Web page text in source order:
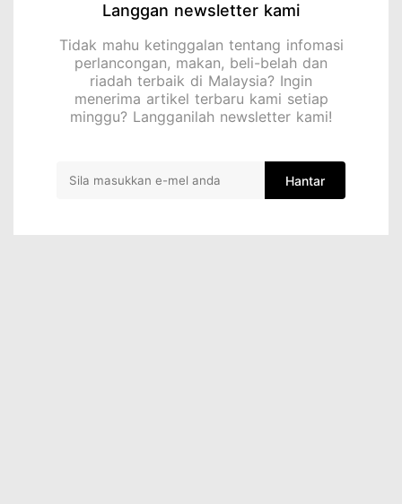
Langgan newsletter kami
Tidak mahu ketinggalan tentang infomasi
perlancongan, makan, beli-belah dan
riadah terbaik di Malaysia? Ingin
menerima artikel terbaru kami setiap
minggu? Langganilah newsletter kami!
Hantar